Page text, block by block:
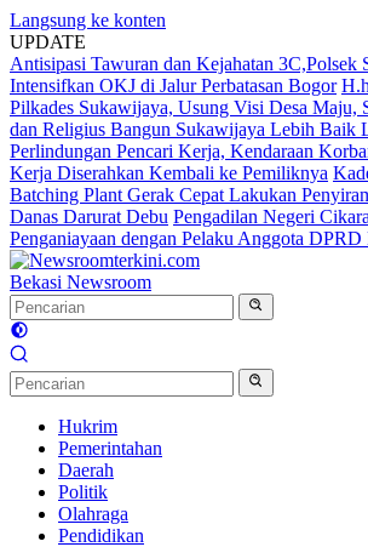
Langsung ke konten
UPDATE
Antisipasi Tawuran dan Kejahatan 3C,Polsek
Intensifkan OKJ di Jalur Perbatasan Bogor
Pilkades Sukawijaya, Usung Visi Desa Maju,
dan Religius Bangun Sukawijaya Lebih Baik
Perlindungan Pencari Kerja, Kendaraan
Kerja Diserahkan Kembali ke Pemiliknya
Batching Plant Gerak Cepat Lakukan
Danas Darurat Debu Pengadilan Negeri
Penganiayaan dengan Pelaku Anggota
Bekasi Newsroom
Hukrim
Pemerintahan
Daerah
Politik
Olahraga
Pendidikan